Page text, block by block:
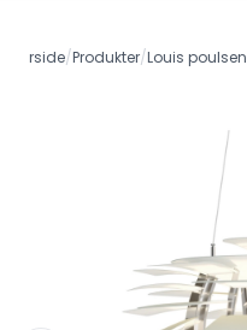
Forside/Produkter/Louis poulsen